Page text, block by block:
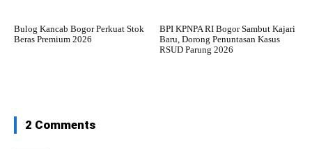
Bulog Kancab Bogor Perkuat Stok
Beras Premium 2026
BPI KPNPA RI Bogor Sambut Kajari
Baru, Dorong Penuntasan Kasus
RSUD Parung 2026
2 Comments